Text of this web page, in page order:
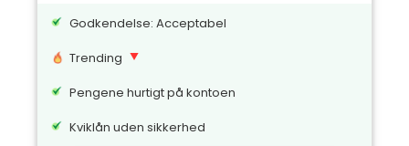
Godkendelse: Acceptabel
Trending
Pengene hurtigt på kontoen
Kviklån uden sikkerhed